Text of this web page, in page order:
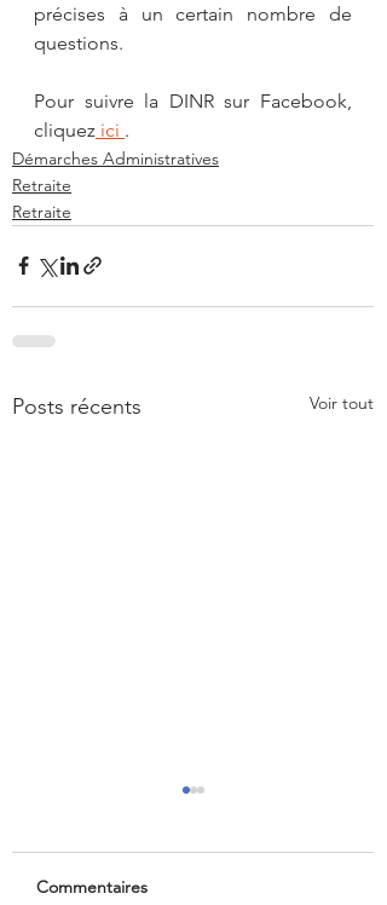
précises à un certain nombre de
questions.
Pour suivre la DINR sur Facebook,
cliquez ici .
Démarches Administratives
Retraite
Retraite
Posts récents Voir tout
Commentaires